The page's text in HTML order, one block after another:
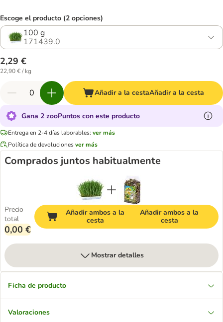
Escoge el producto (2 opciones)
100 g
171439.0
2,29 €
22,90 € / kg
Añadir a la cestaAñadir a la cesta
Gana 2 zooPuntos con este producto
Entrega en 2-4 días laborables: ver más
Política de devolucionesver más
Comprados juntos habitualmente
Precio
total
0,00 €
Añadir ambos a la
cesta
Añadir ambos a la
cesta
Mostrar detalles
Ficha de producto
Valoraciones